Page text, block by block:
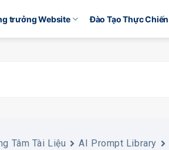
trưởng Website Đào Tạo Thực Chiến
Tâm Tài Liệu AI Prompt Library